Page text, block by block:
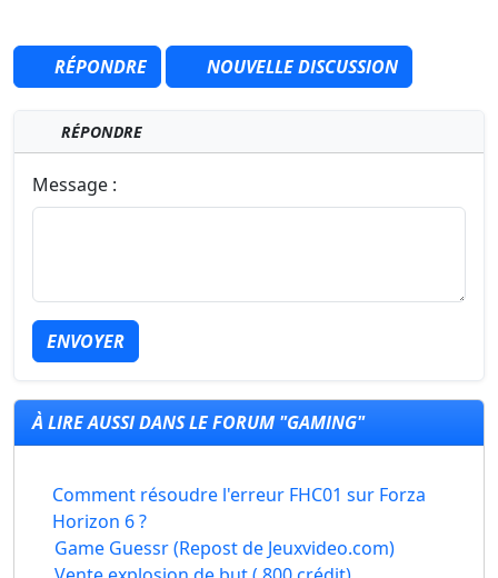
RÉPONDRE NOUVELLE DISCUSSION
RÉPONDRE
Message :
ENVOYER
À LIRE AUSSI DANS LE FORUM "GAMING"
Comment résoudre l'erreur FHC01 sur Forza
Horizon 6 ?
Game Guessr (Repost de Jeuxvideo.com)